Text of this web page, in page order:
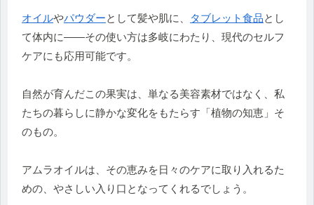
オイルやパウダーとして髪や肌に、 タブレット食品とし
て体内に——その使い方は多岐にわたり、現代のセルフ
ケアにも応用可能です。
自然が育んだこの果実は、単なる美容素材ではなく、私
たちの暮らしに静かな変化をもたらす「植物の知恵」そ
のもの。
アムラオイルは、その恵みを日々のケアに取り入れるた
めの、やさしい入り口となってくれるでしょう。